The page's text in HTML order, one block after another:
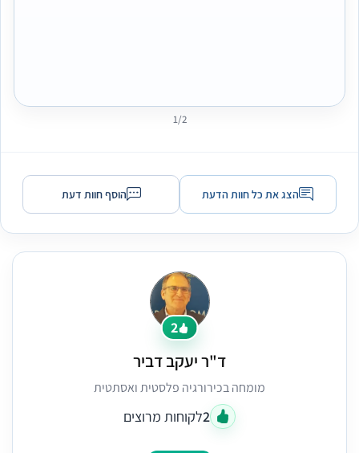
1/2
הצג את כל חוות הדעת הוסף חוות דעת
2
ד"ר יעקב דביר
מומחה בכירורגיה פלסטית ואסתטית
2לקוחות מרוצים